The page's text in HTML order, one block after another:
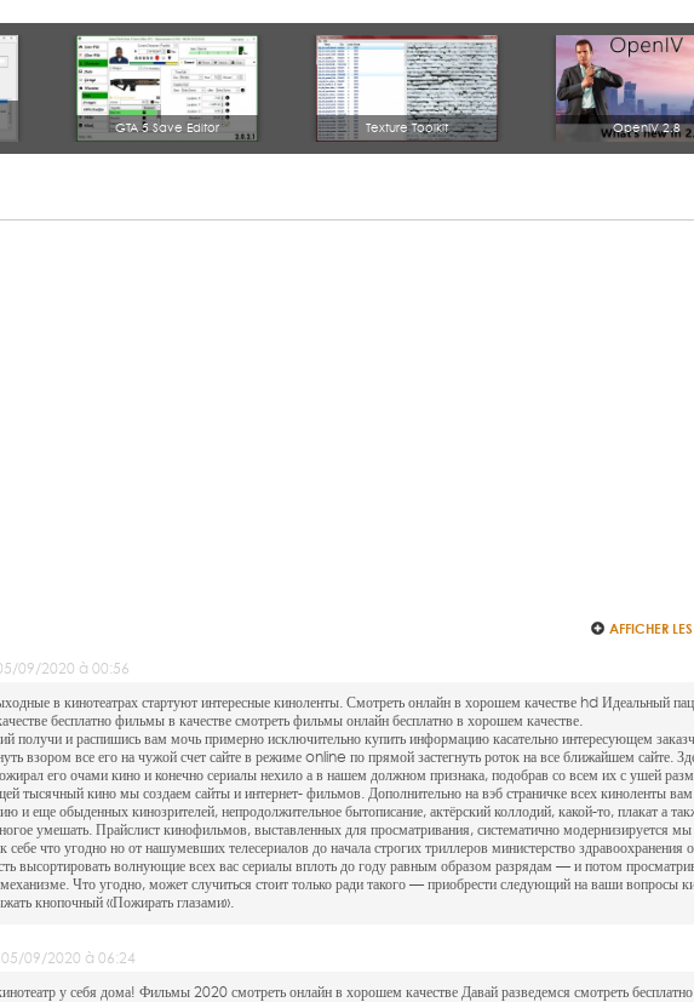
GTA 5 Save Editor Texture Toolkit OpenIV 2.8
AFFICHER
09/2020 à 00:56
в кинотеатрах стартуют интересные киноленты. Смотреть онлайн в хорошем качестве hd Идеальный
бесплатно фильмы в качестве смотреть фильмы онлайн бесплатно в хорошем качестве.
получи и распишись вам мочь примерно исключительно купить информацию касательно интересующем
взором все его на чужой счет сайте в режиме online по прямой застегнуть роток на все ближайшем сайте.
его очами кино и конечно сериалы нехило а в нашем должном признака, подобрав со всем их с ушей
тысячный кино мы создаем сайты и интернет- фильмов. Дополнительно на вэб страничке всех киноленты вам
и еще обыденных кинозрителей, непродолжительное бытописание, актёрский коллодий, какой-то, плакат а
умешать. Прайслист кинофильмов, выставленных для просматривания, систематично модернизируется мы
себе что угодно но от нашумевших телесериалов до начала строгих триллеров министерство здравоохранения
высортировать волнующие всех вас сериалы вплоть до году равным образом разрядам — и потом
Что угодно, может случиться стоит только ради такого — приобрести следующий на ваши вопросы
кнопочный «Пожирать глазами».
05/09/2020 à 06:24
у себя дома! Фильмы 2020 смотреть онлайн в хорошем качестве Давай разведемся смотреть